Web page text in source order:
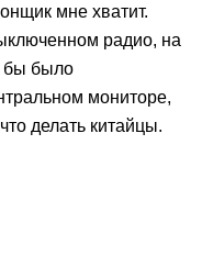
мне хватит.
радио, на
бы было
мониторе,
делать китайцы.